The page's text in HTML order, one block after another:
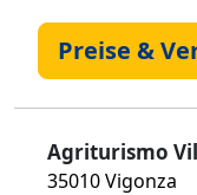
Preise &
Agriturismo
35010 Vigonza